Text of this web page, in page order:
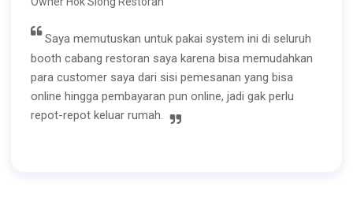
Saya memutuskan untuk pakai system ini di seluruh
booth cabang restoran saya karena bisa memudahkan
para customer saya dari sisi pemesanan yang bisa
online hingga pembayaran pun online, jadi gak perlu
repot-repot keluar rumah.